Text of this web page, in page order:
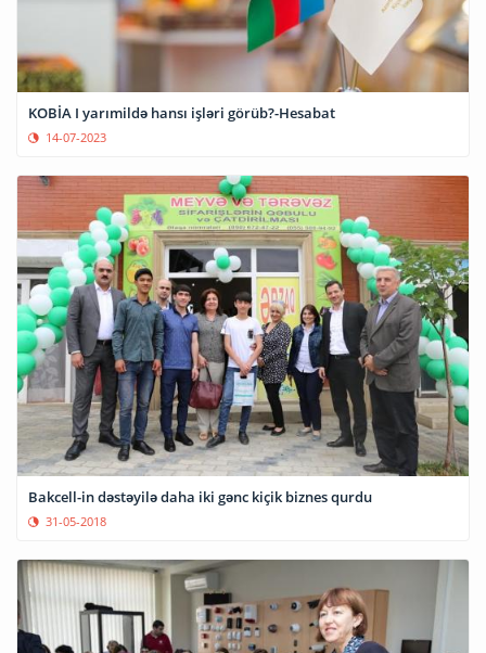
KOBİA I yarımildə hansı işləri görüb?-Hesabat
14-07-2023
Bakcell-in dəstəyilə daha iki gənc kiçik biznes qurdu
31-05-2018